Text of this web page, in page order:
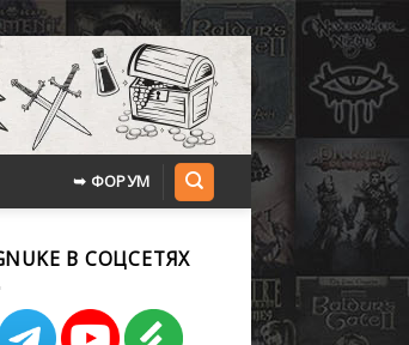
➥ ФОРУМ
В СОЦСЕТЯХ